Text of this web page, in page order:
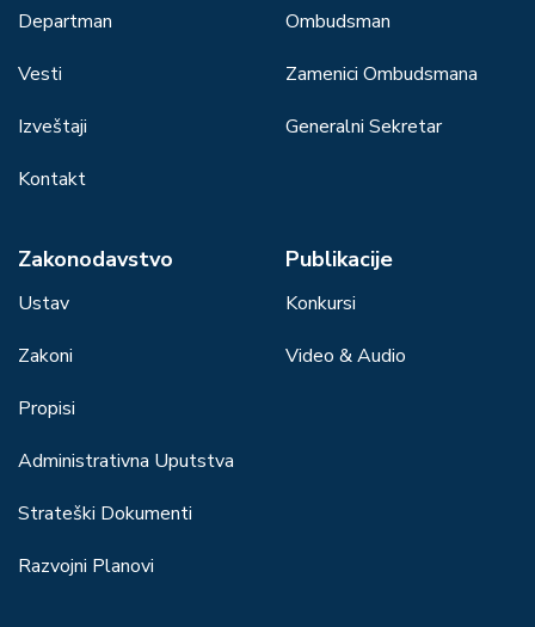
Departman
Vesti
Izveštaji
Kontakt
Ombudsman
Zamenici Ombudsmana
Generalni Sekretar
Zakonodavstvo
Ustav
Zakoni
Propisi
Administrativna Uputstva
Strateški Dokumenti
Razvojni Planovi
Publikacije
Konkursi
Video & Audio